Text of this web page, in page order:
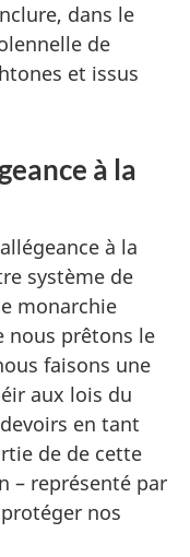
dans le
de
et issus
à la
à la
système de
monarchie
nous prêtons le
faisons une
aux lois du
en tant
de de cette
– représenté par
nos